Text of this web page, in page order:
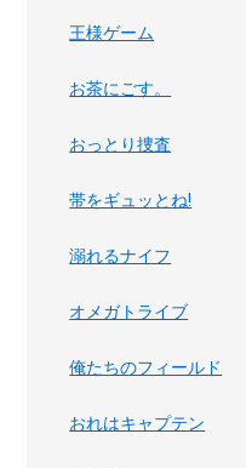
王様ゲーム
お茶にごす。
おっとり捜査
帯をギュッとね!
溺れるナイフ
オメガトライブ
俺たちのフィールド
おれはキャプテン